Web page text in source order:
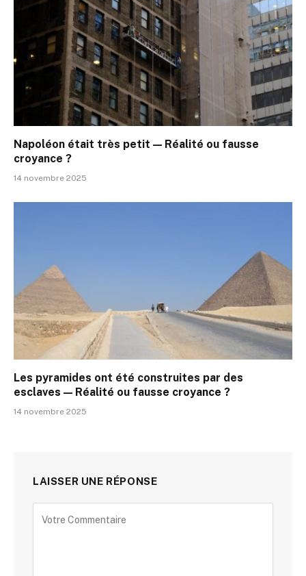
Napoléon était très petit — Réalité ou fausse
croyance ?
14 novembre 2025
Les pyramides ont été construites par des
esclaves — Réalité ou fausse croyance ?
14 novembre 2025
LAISSER UNE RÉPONSE